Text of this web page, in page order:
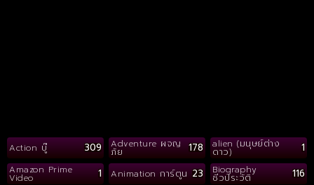
Action บู๊ 309 Adventure ผจญ
ภัย 178 alien (มนุษย์ต่าง
ดาว) 1
Amazon Prime
Video 1 Animation การ์ตูน 23 Biography
ชีวประวัติ 116